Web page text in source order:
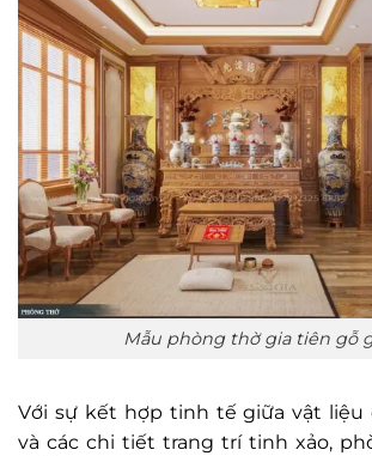
Mẫu phòng thờ gia tiên gỗ
Với sự kết hợp tinh tế giữa vật liệu
và các chi tiết trang trí tinh xảo,